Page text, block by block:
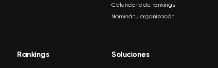
Calendario de rankings
Nominá tu organización
Rankings Soluciones